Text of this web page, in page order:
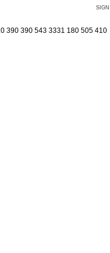
SIGN
390 390 543 3331 180 505 410